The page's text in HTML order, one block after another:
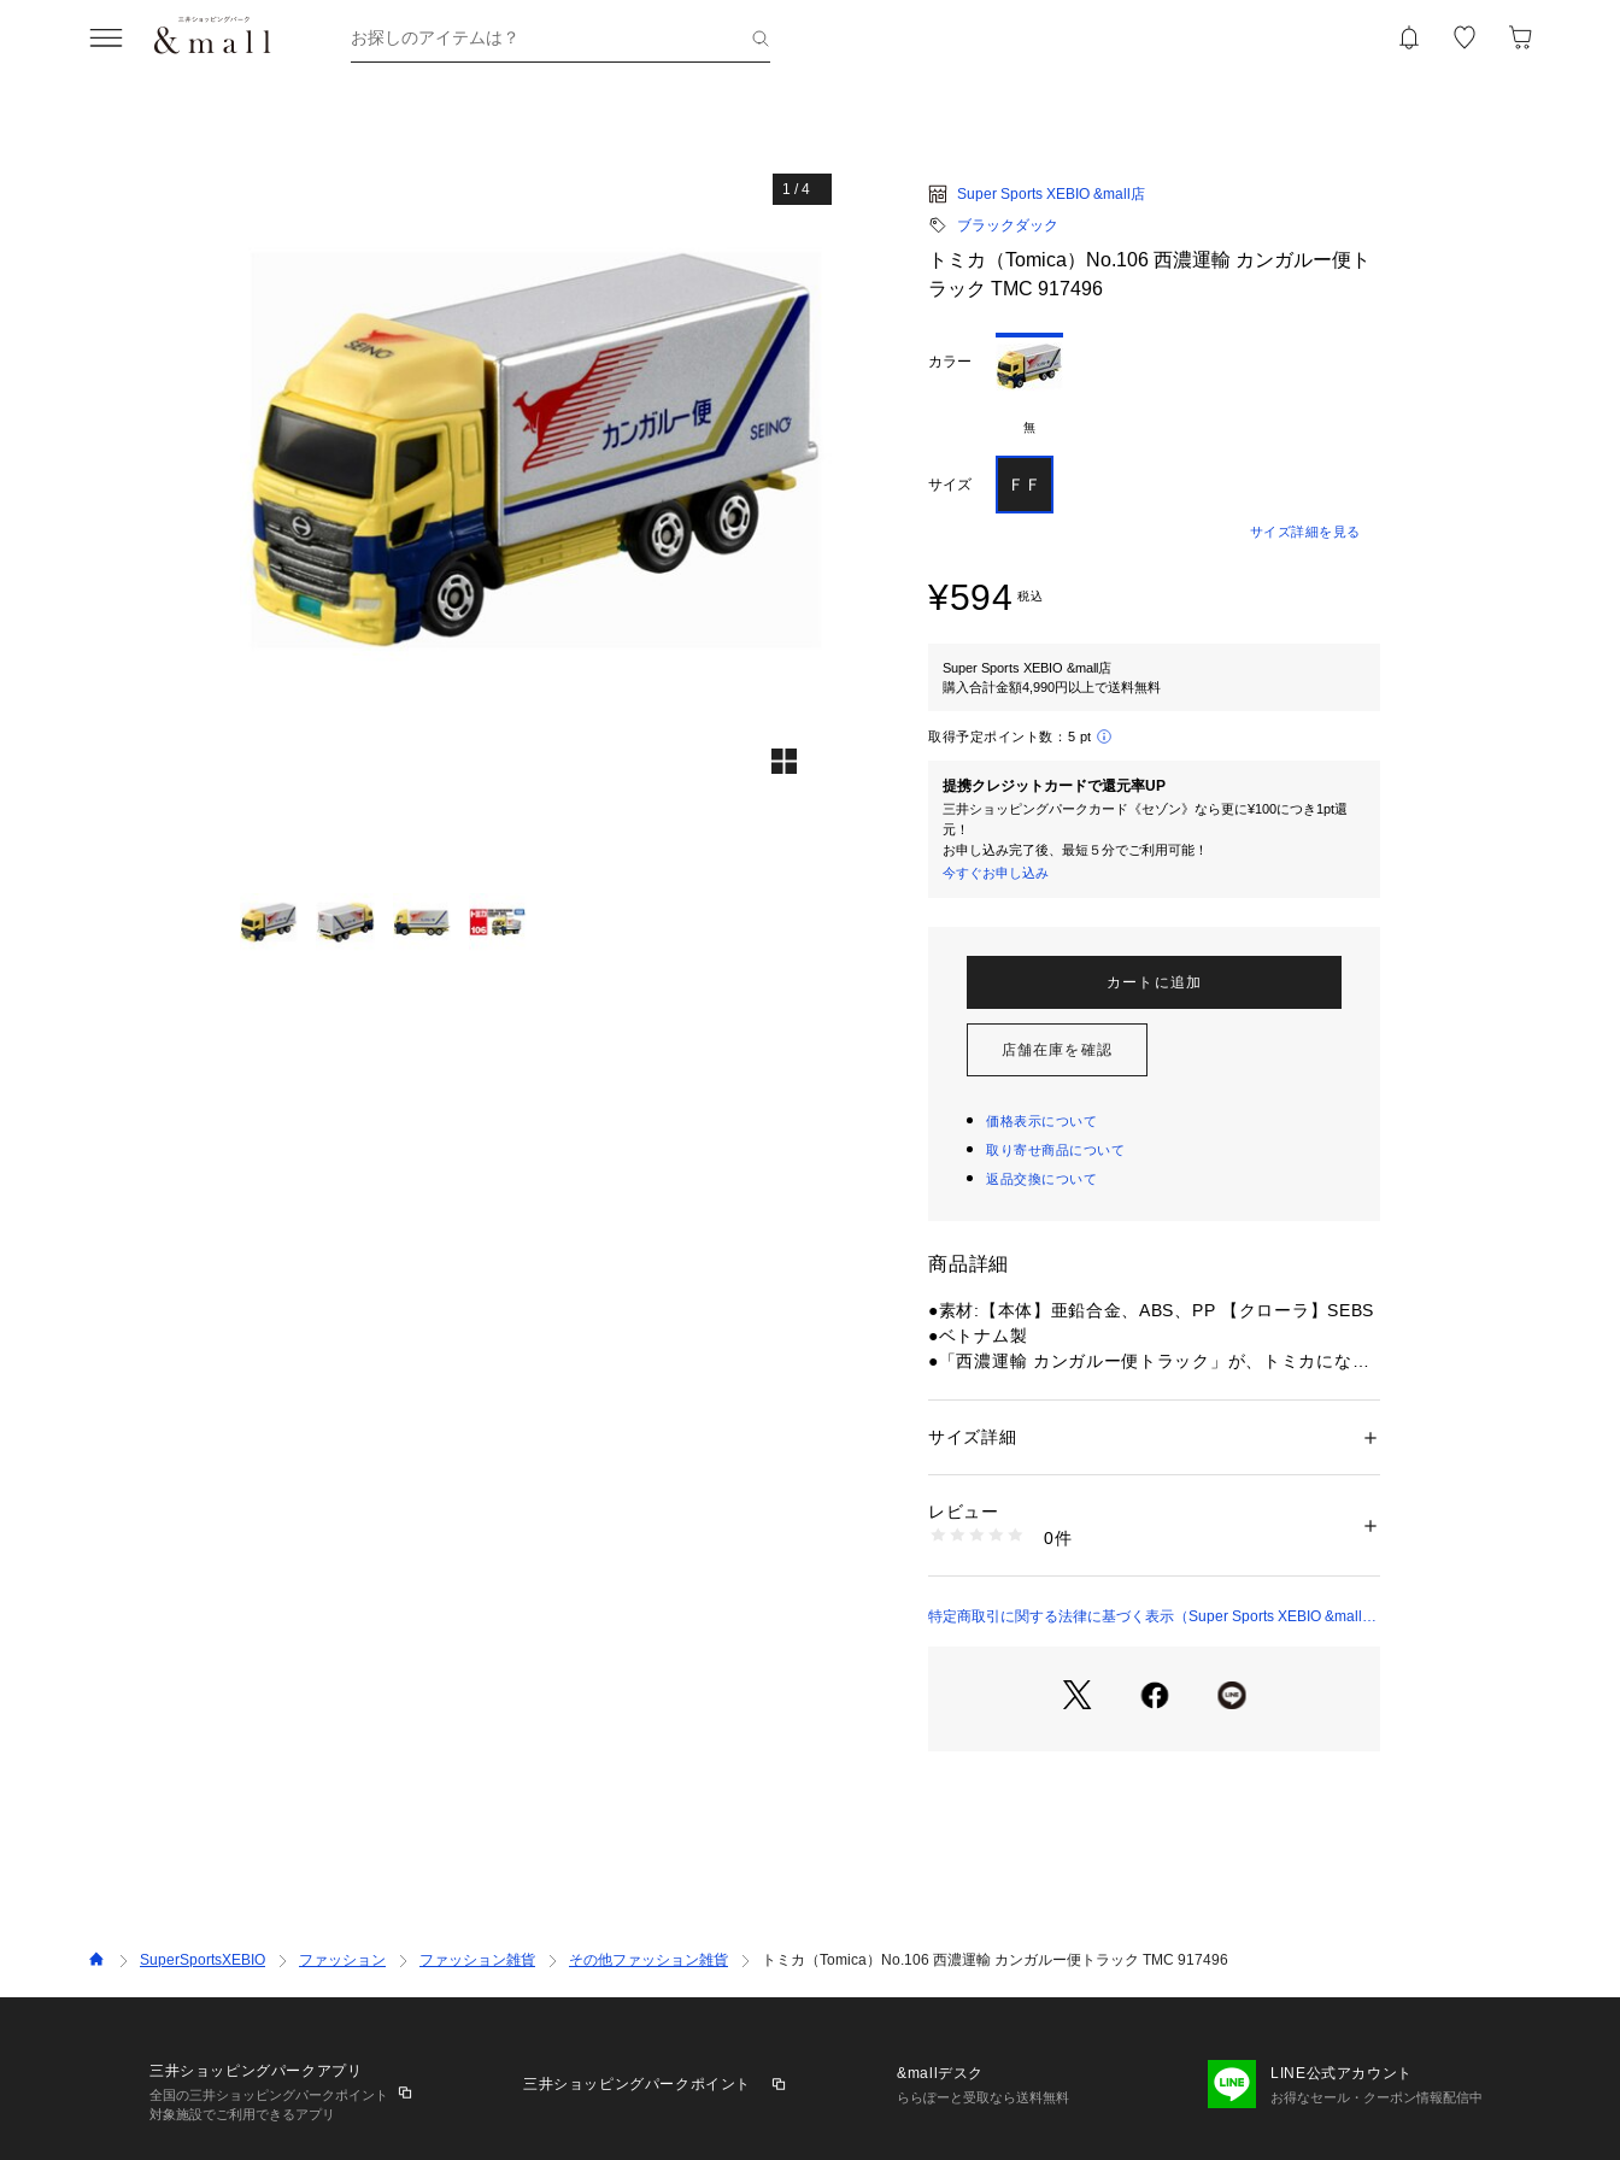
お探しのアイテムは？
1 /4
Super Sports XEBIO &mall店
ブラックダック
トミカ（Tomica）No.106 西濃運輸 カンガルー便ト
ラック TMC 917496
カラー
無
サイズ ＦＦ
サイズ詳細を見る
¥594 税込
Super Sports XEBIO &mall店
購入合計金額4,990円以上で送料無料
取得予定ポイント数： 5 pt
提携クレジットカードで還元率UP
三井ショッピングパークカード《セゾン》なら更に¥100につき1pt還
元！
お申し込み完了後、最短５分でご利用可能！
今すぐお申し込み
カートに追加
店舗在庫を確認
価格表示について
取り寄せ商品について
返品交換について
商品詳細
●素材:【本体】亜鉛合金、ABS、PP 【クローラ】SEBS
●ベトナム製
●「西濃運輸 カンガルー便トラック」が、トミカになっ
記と異なる場合があります。
※ブラウザやお使いのモニター環境により、掲載画像と
いて、予告なく変更することがあります。あらかじめご
性別：キッズ・ベビー
1540000450097
サイズ詳細
レビュー
0件
特定商取引に関する法律に基づく表示（Super Sports XEBIO &mall
SuperSportsXEBIO ファッション ファッション雑貨 その他ファッション雑貨 トミカ（Tomica）No.106 西濃運輸 カンガルー便トラック TMC 917496
三井ショッピングパークアプリ
全国の三井ショッピングパークポイント
対象施設でご利用できるアプリ
三井ショッピングパークポイント
&mallデスク
ららぽーと受取なら送料無料
LINE公式アカウント
お得なセール・クーポン情報配信中